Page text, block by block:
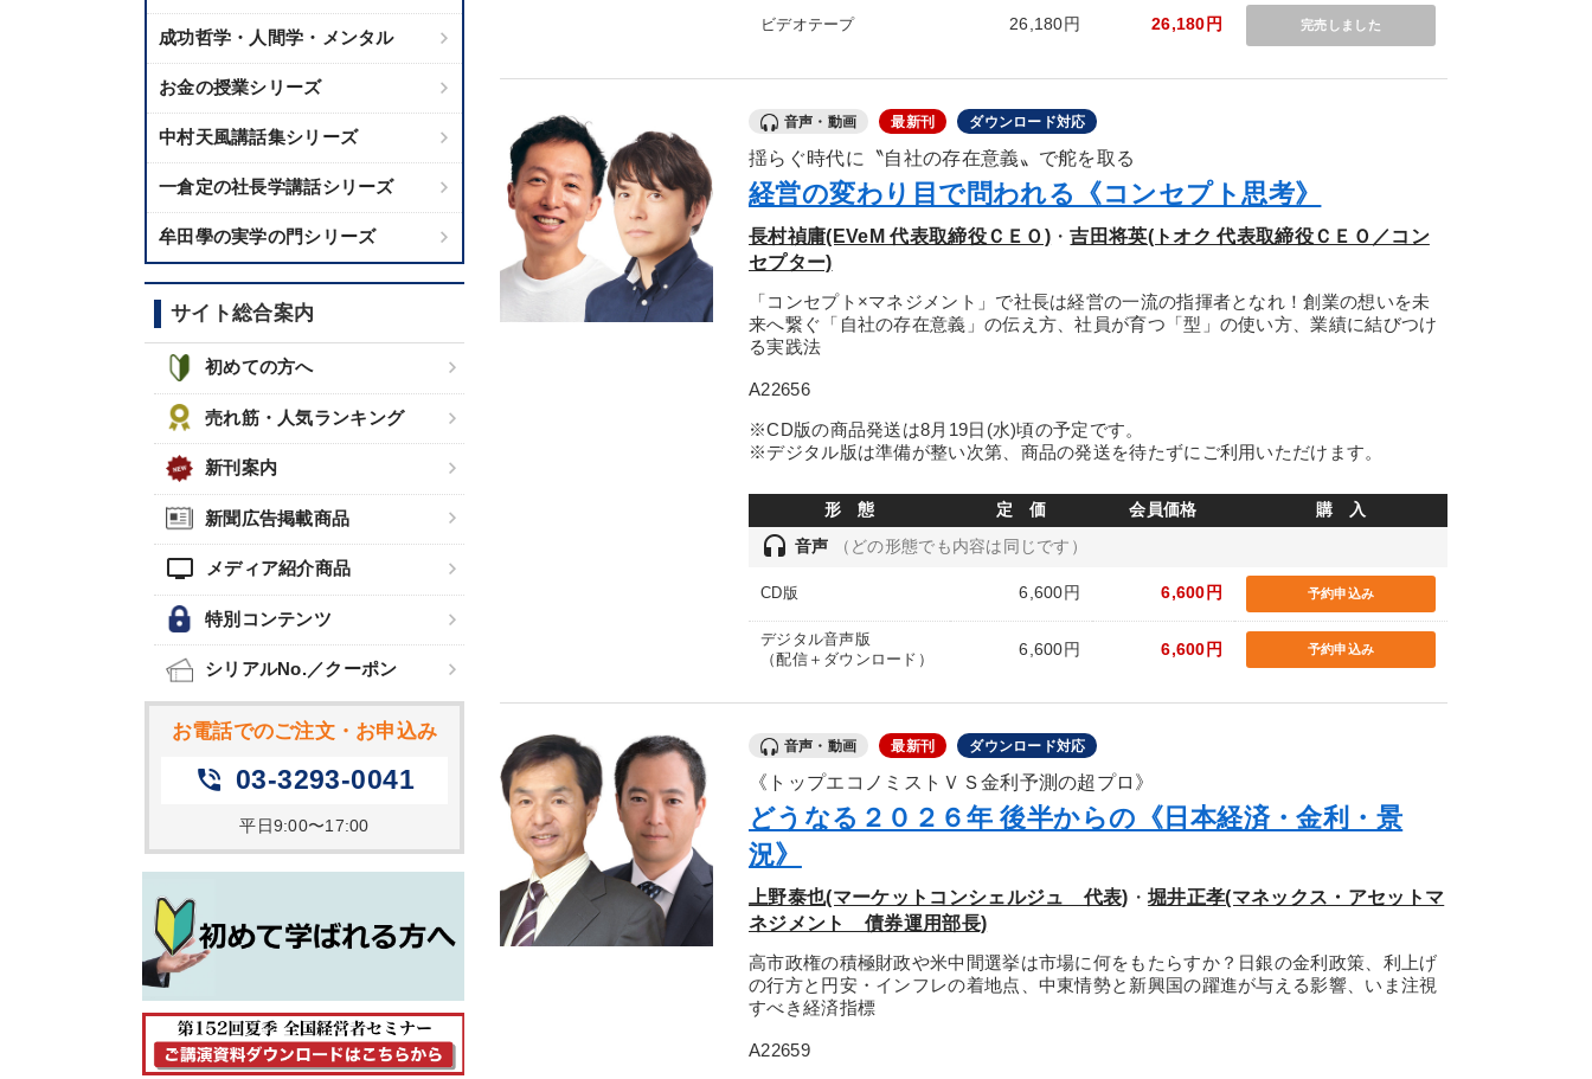
成功哲学・人間学・メンタル
お金の授業シリーズ
中村天風講話集シリーズ
一倉定の社長学講話シリーズ
牟田學の実学の門シリーズ
サイト総合案内
初めての方へ
売れ筋・人気ランキング
新刊案内
新聞広告掲載商品
tv メディア紹介商品
特別コンテンツ
シリアルNo.／クーポン
お電話でのご注文・お申込み
phone_in_talk 03-3293-0041
平日9:00〜17:00
ビデオテープ 26,180円 26,180円 完売しました
音声・動画 最新刊 ダウンロード対応
揺らぐ時代に〝自社の存在意義〟で舵を取る
経営の変わり目で問われる《コンセプト思考》
長村禎庸(EVeM 代表取締役ＣＥＯ) ・吉田将英(トオク 代表取締役ＣＥＯ／コン
セプター)
「コンセプト×マネジメント」で社長は経営の一流の指揮者となれ！創業の想いを未
来へ繋ぐ「自社の存在意義」の伝え方、社員が育つ「型」の使い方、業績に結びつけ
る実践法
A22656
※CD版の商品発送は8月19日(水)頃の予定です。
※デジタル版は準備が整い次第、商品の発送を待たずにご利用いただけます。
形 態 定 価 会員価格 購 入
headset 音声 （どの形態でも内容は同じです）
CD版 6,600円 6,600円 予約申込み
デジタル音声版
（配信＋ダウンロード）
6,600円 6,600円 予約申込み
音声・動画 最新刊 ダウンロード対応
《トップエコノミストＶＳ金利予測の超プロ》
どうなる２０２６年 後半からの《日本経済・金利・景
況》
上野泰也(マーケットコンシェルジュ 代表) ・堀井正孝(マネックス・アセットマ
ネジメント 債券運用部長)
高市政権の積極財政や米中間選挙は市場に何をもたらすか？日銀の金利政策、利上げ
の行方と円安・インフレの着地点、中東情勢と新興国の躍進が与える影響、いま注視
すべき経済指標
A22659